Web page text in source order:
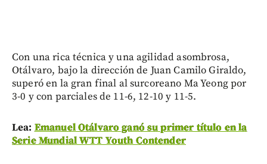
Con una rica técnica y una agilidad asombrosa,
Otálvaro, bajo la dirección de Juan Camilo Giraldo,
superó en la gran final al surcoreano Ma Yeong por
3-0 y con parciales de 11-6, 12-10 y 11-5.
Lea: Emanuel Otálvaro ganó su primer título en la
Serie Mundial WTT Youth Contender